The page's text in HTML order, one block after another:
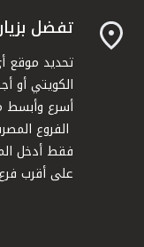
تفضل
تحديد موقع
الكويتي أو
أسرع وأبسط
الفروع
فقط أدخل
على أقرب